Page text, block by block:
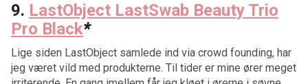
9. LastObject LastSwab Beauty Trio
Pro Black*
Lige siden LastObject samlede ind via crowd founding, har
jeg været vild med produkterne. Til tider er mine ører meget